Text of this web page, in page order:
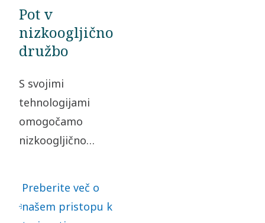
korak.
Pot v
nizkoogljično
družbo
S svojimi
tehnologijami
omogočamo
nizkoogljično
odgovornosti za
naš vpliv in
Preberite več o
našem pristopu k